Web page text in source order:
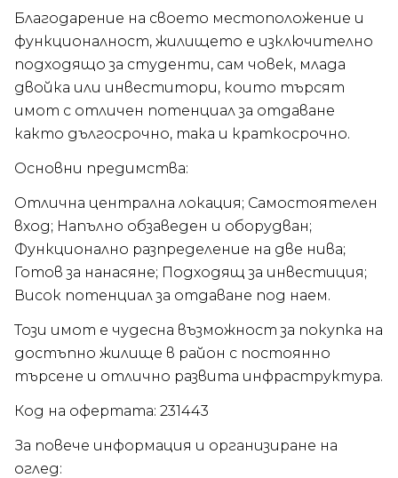
Благодарение на своето местоположение и
функционалност, жилището е изключително
подходящо за студенти, сам човек, млада
двойка или инвеститори, които търсят
имот с отличен потенциал за отдаване
както дългосрочно, така и краткосрочно.
Основни предимства:
Отлична централна локация; Самостоятелен
вход; Напълно обзаведен и оборудван;
Функционално разпределение на две нива;
Готов за нанасяне; Подходящ за инвестиция;
Висок потенциал за отдаване под наем.
Този имот е чудесна възможност за покупка на
достъпно жилище в район с постоянно
търсене и отлично развита инфраструктура.
Код на офертата: 231443
За повече информация и организиране на
оглед: